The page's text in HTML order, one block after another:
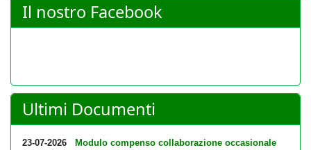
Il nostro Facebook
Ultimi Documenti
23-07-2026
Modulo compenso collaborazione occasionale